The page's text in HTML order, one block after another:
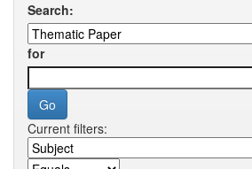
Search:
for
Current filters: